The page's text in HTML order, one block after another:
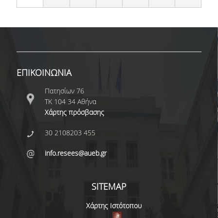
ΕΠΙΚΟΙΝΩΝΙΑ
Πατησίων 76
ΤΚ 104 34 Αθήνα
Χάρτης πρόσβασης
30 2108203 455
info.resees@aueb.gr
SITEMAP
Χάρτης Ιστότοπου